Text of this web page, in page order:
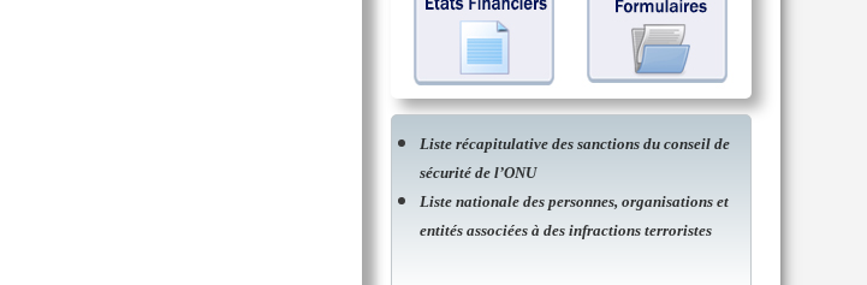
Liste récapitulative des sanctions du conseil de
sécurité de l’ONU
Liste nationale des personnes, organisations et
entités associées à des infractions terroristes